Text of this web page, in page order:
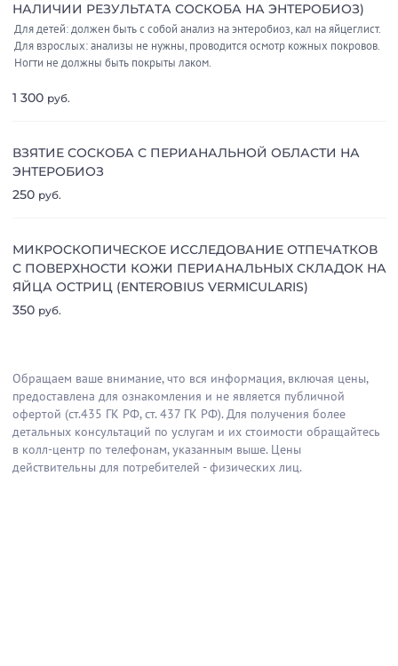
НАЛИЧИИ РЕЗУЛЬТАТА СОСКОБА НА ЭНТЕРОБИОЗ)
Для детей: должен быть с собой анализ на энтеробиоз, кал на яйцеглист.
Для взрослых: анализы не нужны, проводится осмотр кожных покровов.
Ногти не должны быть покрыты лаком.
1 300 руб.
ВЗЯТИЕ СОСКОБА С ПЕРИАНАЛЬНОЙ ОБЛАСТИ НА
ЭНТЕРОБИОЗ
250 руб.
МИКРОСКОПИЧЕСКОЕ ИССЛЕДОВАНИЕ ОТПЕЧАТКОВ
С ПОВЕРХНОСТИ КОЖИ ПЕРИАНАЛЬНЫХ СКЛАДОК НА
ЯЙЦА ОСТРИЦ (ENTEROBIUS VERMICULARIS)
350 руб.
Обращаем ваше внимание, что вся информация, включая цены,
предоставлена для ознакомления и не является публичной
офертой (ст.435 ГК РФ, cт. 437 ГК РФ). Для получения более
детальных консультаций по услугам и их стоимости обращайтесь
в колл-центр по телефонам, указанным выше. Цены
действительны для потребителей - физических лиц.